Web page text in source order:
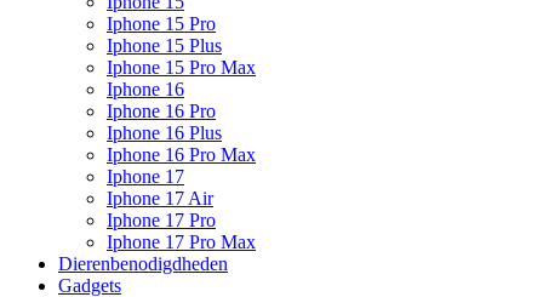
Iphone 15 Pro
Iphone 15 Plus
Iphone 15 Pro Max
Iphone 16
Iphone 16 Pro
Iphone 16 Plus
Iphone 16 Pro Max
Iphone 17
Iphone 17 Air
Iphone 17 Pro
Iphone 17 Pro Max
Dierenbenodigdheden
Gadgets